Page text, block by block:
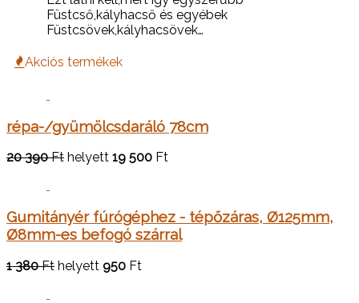
Füstcső,kályhacső és egyébek
Füstcsövek,kályhacsövek…
Akciós termékek
répa-/gyümölcsdaráló 78cm
20 390 Ft helyett 19 500 Ft
Gumitányér fúrógéphez - tépőzáras, Ø125mm,
Ø8mm-es befogó szárral
1 380 Ft helyett 950 Ft